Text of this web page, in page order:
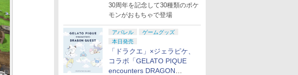
30周年を記念して30種類のポケ
モンがおもちゃで登場
アパレル
ゲームグッズ
本日発売
「ドラクエ」×ジェラピケ、
コラボ「GELATO PIQUE
encounters DRAGON